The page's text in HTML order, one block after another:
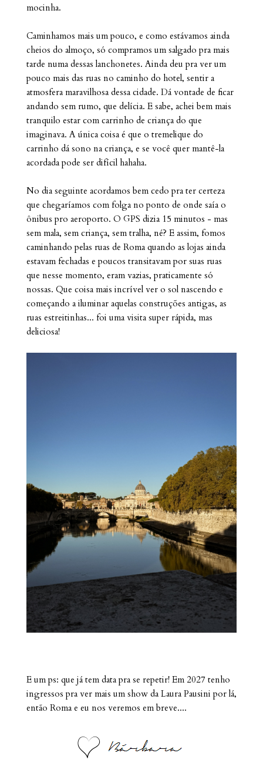
mocinha.
Caminhamos mais um pouco, e como estávamos ainda
cheios do almoço, só compramos um salgado pra mais
tarde numa dessas lanchonetes. Ainda deu pra ver um
pouco mais das ruas no caminho do hotel, sentir a
atmosfera maravilhosa dessa cidade. Dá vontade de ficar
andando sem rumo, que delícia. E sabe, achei bem mais
tranquilo estar com carrinho de criança do que
imaginava. A única coisa é que o tremelique do
carrinho dá sono na criança, e se você quer mantê-la
acordada pode ser difícil hahaha.
No dia seguinte acordamos bem cedo pra ter certeza
que chegaríamos com folga no ponto de onde saía o
ônibus pro aeroporto. O GPS dizia 15 minutos - mas
sem mala, sem criança, sem tralha, né? E assim, fomos
caminhando pelas ruas de Roma quando as lojas ainda
estavam fechadas e poucos transitavam por suas ruas
que nesse momento, eram vazias, praticamente só
nossas. Que coisa mais incrível ver o sol nascendo e
começando a iluminar aquelas construções antigas, as
ruas estreitinhas... foi uma visita super rápida, mas
deliciosa!
E um ps: que já tem data pra se repetir! Em 2027 tenho
ingressos pra ver mais um show da Laura Pausini por lá,
então Roma e eu nos veremos em breve....